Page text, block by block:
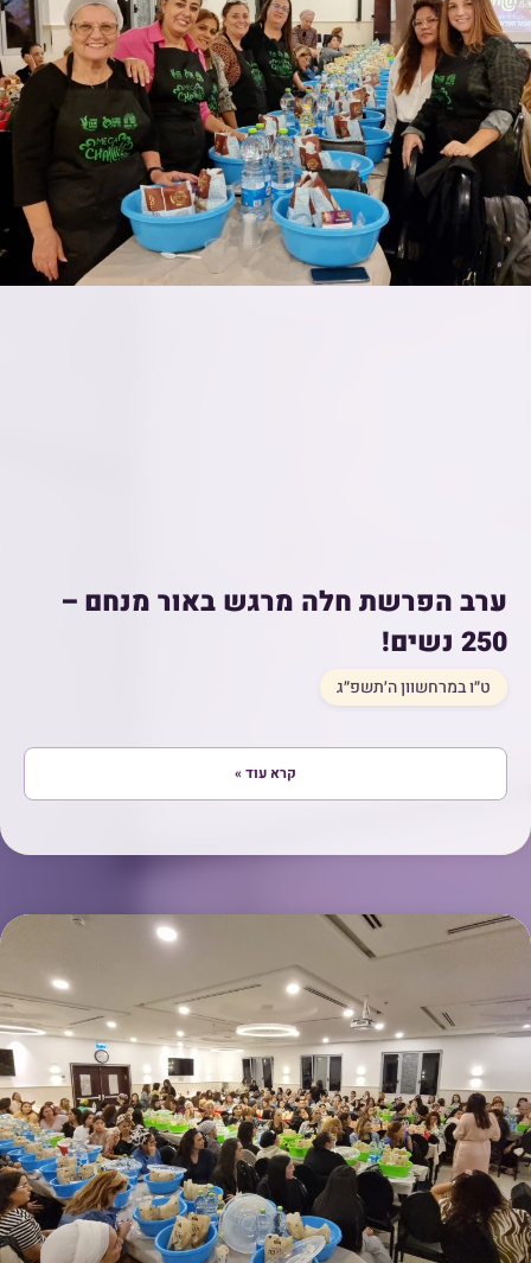
ערב הפרשת חלה מרגש באור מנחם –
250 נשים!
ט״ו במרחשוון ה׳תשפ״ג
קרא עוד »